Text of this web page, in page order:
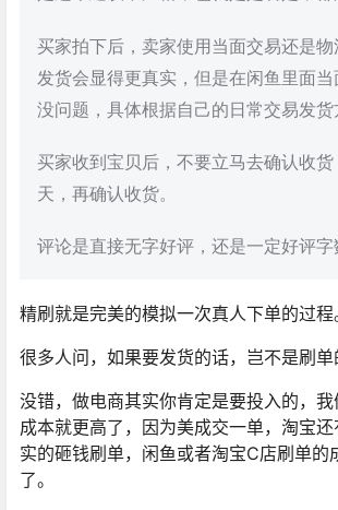
买家拍下后，卖家使用当面交易还是
发货会显得更真实，但是在闲鱼里面
没问题，具体根据自己的日常交易发货
买家收到宝贝后，不要立马去确认收货
天，再确认收货。
评论是直接无字好评，还是一定好评字
精刷就是完美的模拟一次真人下单的过程
很多人问，如果要发货的话，岂不是刷单
没错，做电商其实你肯定是要投入的，
成本就更高了，因为美成交一单，淘宝
实的砸钱刷单，闲鱼或者淘宝C店刷单的
了。